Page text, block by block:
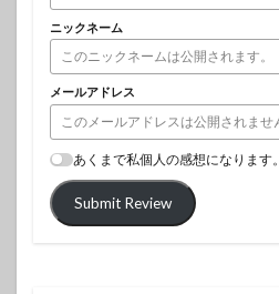
ニックネーム
メールアドレス
あくまで私個人の感想になります。
Submit Review